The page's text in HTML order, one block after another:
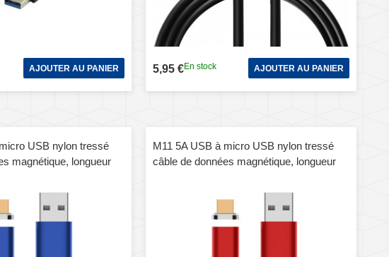
AJOUTER AU PANIER 5,95 €En stock AJOUTER AU PANIER
USB nylon tressé
magnétique, longueur
M11 5A USB à micro USB nylon tressé
câble de données magnétique, longueur